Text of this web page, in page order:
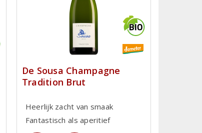
De Sousa Champagne
Tradition Brut
Heerlijk zacht van smaak
Fantastisch als aperitief